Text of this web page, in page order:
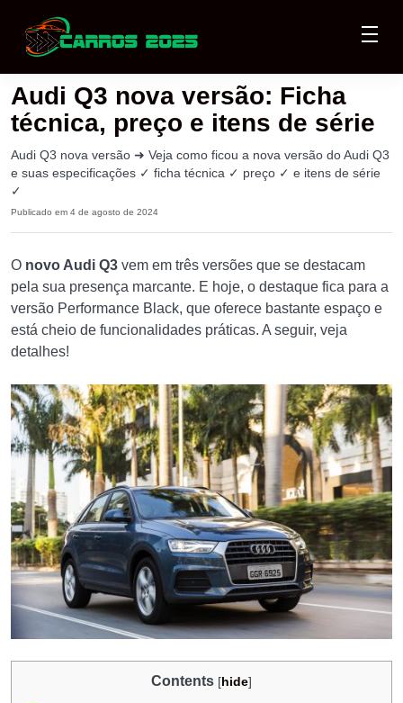
Audi Q3 nova versão: Ficha
técnica, preço e itens de série
Audi Q3 nova versão ➜ Veja como ficou a nova versão do Audi Q3
e suas especificações ✓ ficha técnica ✓ preço ✓ e itens de série
✓
Publicado em 4 de agosto de 2024
O novo Audi Q3 vem em três versões que se destacam
pela sua presença marcante. E hoje, o destaque fica para a
versão Performance Black, que oferece bastante espaço e
está cheio de funcionalidades práticas. A seguir, veja
detalhes!
Contents [hide]